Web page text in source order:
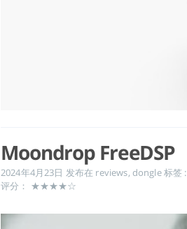
Moondrop FreeDSP
2024年4月23日 发布在 reviews, dongle标签 :
评分： ★★★★☆